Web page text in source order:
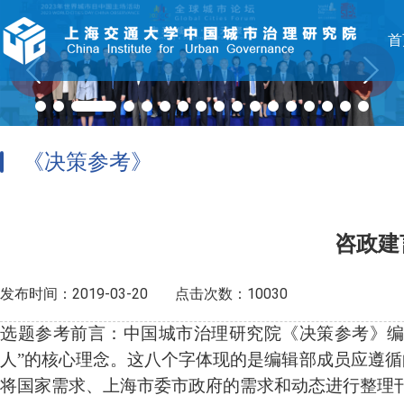
《决策参考》
咨政
发布时间：2019-03-20 点击次数：10030
选题参考前言 ：中国城市治理研究院《决策参考》
人”的核心理念。这八个字体现的是编辑部成员应遵
将国家需求、上海市委市政府的需求和动态进行整理